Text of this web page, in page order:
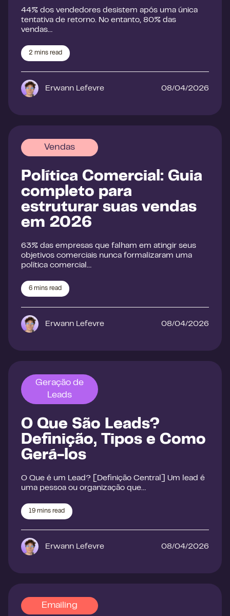
44% dos vendedores desistem após uma única
tentativa de retorno. No entanto, 80% das
vendas…
2 mins read
Erwann Lefevre 08/04/2026
Vendas
Política Comercial: Guia
completo para
estruturar suas vendas
em 2026
63% das empresas que falham em atingir seus
objetivos comerciais nunca formalizaram uma
política comercial…
6 mins read
Erwann Lefevre 08/04/2026
Geração de
Leads
O Que São Leads?
Definição, Tipos e Como
Gerá-los
O Que é um Lead? [Definição Central] Um lead é
uma pessoa ou organização que…
19 mins read
Erwann Lefevre 08/04/2026
Emailing